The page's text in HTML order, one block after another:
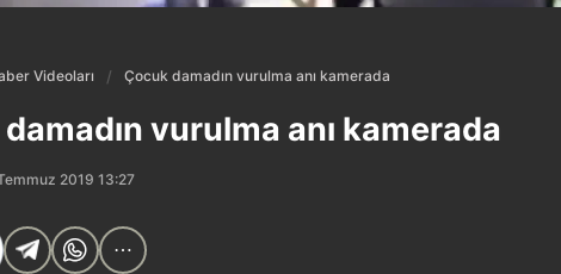
Videoları Çocuk damadın vurulma anı kamerada
vurulma anı kamerada
2019 13:27